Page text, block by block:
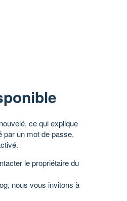
ce qui explique
par un mot de passe,
le propriétaire du
nous vous invitons à